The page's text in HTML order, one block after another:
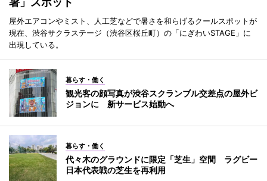
屋外エアコンやミスト、人工芝などで暑さを和らげるクールスポットが
現在、渋谷サクラステージ（渋谷区桜丘町）の「にぎわいSTAGE」に
出現している。
暮らす・働く
観光客の顔写真が渋谷スクランブル交差点の屋外ビ
ジョンに 新サービス始動へ
暮らす・働く
代々木のグラウンドに限定「芝生」空間 ラグビー
日本代表戦の芝生を再利用